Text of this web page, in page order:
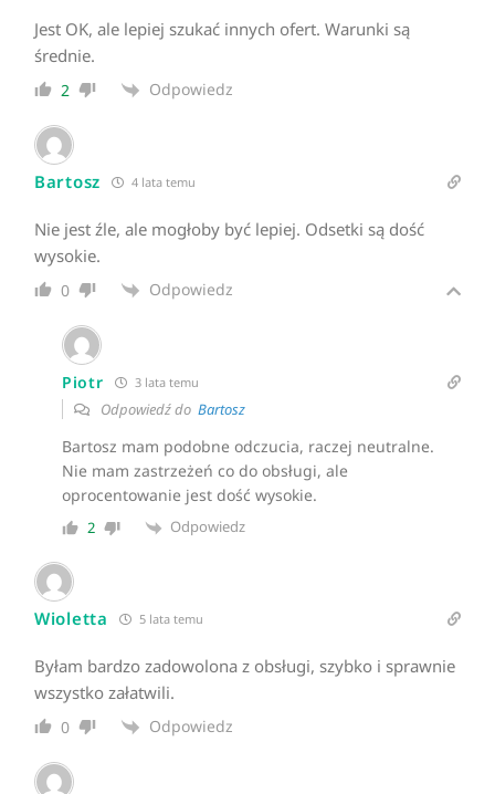
Jest OK, ale lepiej szukać innych ofert. Warunki są
średnie.
2 Odpowiedz
Bartosz 4 lata temu
Nie jest źle, ale mogłoby być lepiej. Odsetki są dość
wysokie.
0 Odpowiedz
Piotr 3 lata temu
Odpowiedź do Bartosz
Bartosz mam podobne odczucia, raczej neutralne.
Nie mam zastrzeżeń co do obsługi, ale
oprocentowanie jest dość wysokie.
2 Odpowiedz
Wioletta 5 lata temu
Byłam bardzo zadowolona z obsługi, szybko i sprawnie
wszystko załatwili.
0 Odpowiedz